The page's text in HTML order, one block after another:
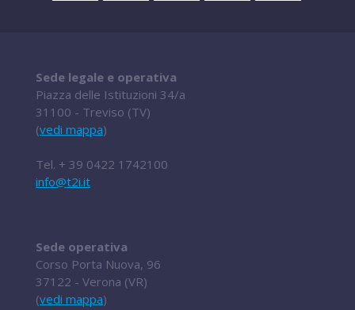
Sede legale e operativa
Piazza delle Istituzioni 34/a
31100 - Treviso (TV)
(vedi mappa)
Tel. + 39 0422 1742100
info@t2i.it
Sede operativa
Corso Porta Nuova, 96
37122 - Verona (VR)
(vedi mappa)